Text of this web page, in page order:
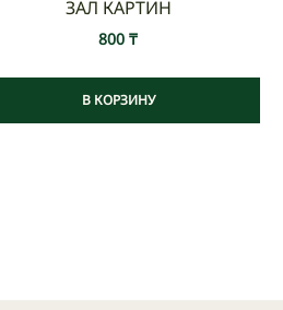
ЗАЛ КАРТИН
800₸
В КОРЗИНУ